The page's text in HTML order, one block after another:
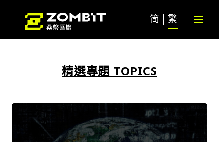
简 繁
精選專題 TOPICS